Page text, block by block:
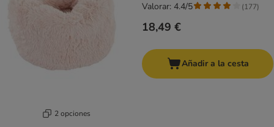
2 opciones
18,49 €
Valorar: 4.4/5 (177)
Añadir a la cesta